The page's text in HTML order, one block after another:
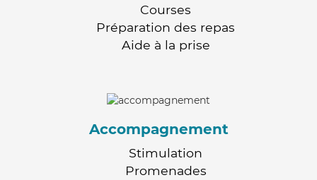
Courses
Préparation des repas
Aide à la prise
Accompagnement
Stimulation
Promenades